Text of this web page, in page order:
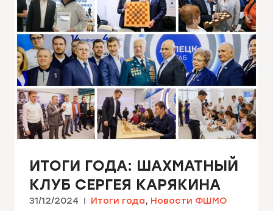
ИТОГИ ГОДА: ШАХМАТНЫЙ
КЛУБ СЕРГЕЯ КАРЯКИНА
31/12/2024 Итоги года, Новости ФШМО